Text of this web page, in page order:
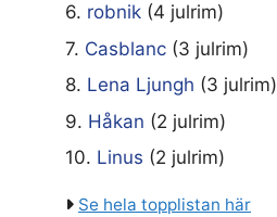
6. robnik (4 julrim)
7. Casblanc (3 julrim)
8. Lena Ljungh (3 julrim)
9. Håkan (2 julrim)
10. Linus (2 julrim)
Se hela topplistan här